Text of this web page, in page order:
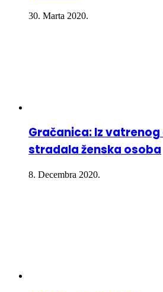
30. Marta 2020.
Gračanica: Iz
stradala ženska osoba
8. Decembra 2020.